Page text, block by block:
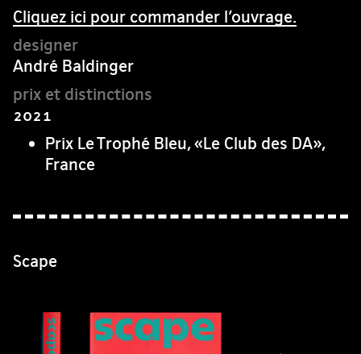
Cliquez ici pour commander l’ouvrage.
André Baldinger
2021
Prix Le Trophé Bleu, «Le Club des DA»,
France
Scape